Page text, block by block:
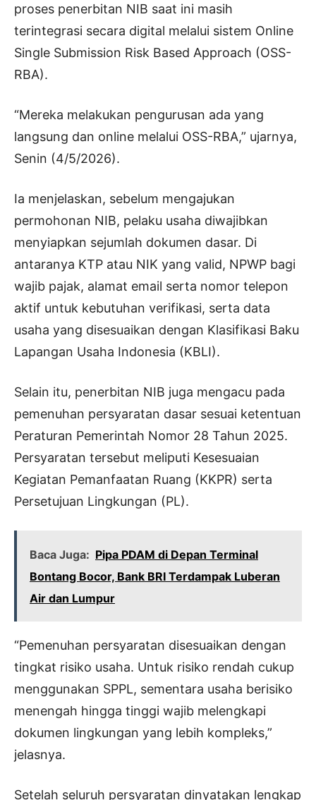
proses penerbitan NIB saat ini masih
terintegrasi secara digital melalui sistem Online
Single Submission Risk Based Approach (OSS-
RBA).
“Mereka melakukan pengurusan ada yang
langsung dan online melalui OSS-RBA,” ujarnya,
Senin (4/5/2026).
Ia menjelaskan, sebelum mengajukan
permohonan NIB, pelaku usaha diwajibkan
menyiapkan sejumlah dokumen dasar. Di
antaranya KTP atau NIK yang valid, NPWP bagi
wajib pajak, alamat email serta nomor telepon
aktif untuk kebutuhan verifikasi, serta data
usaha yang disesuaikan dengan Klasifikasi Baku
Lapangan Usaha Indonesia (KBLI).
Selain itu, penerbitan NIB juga mengacu pada
pemenuhan persyaratan dasar sesuai ketentuan
Peraturan Pemerintah Nomor 28 Tahun 2025.
Persyaratan tersebut meliputi Kesesuaian
Kegiatan Pemanfaatan Ruang (KKPR) serta
Persetujuan Lingkungan (PL).
Baca Juga: Pipa PDAM di Depan Terminal
Bontang Bocor, Bank BRI Terdampak Luberan
Air dan Lumpur
“Pemenuhan persyaratan disesuaikan dengan
tingkat risiko usaha. Untuk risiko rendah cukup
menggunakan SPPL, sementara usaha berisiko
menengah hingga tinggi wajib melengkapi
dokumen lingkungan yang lebih kompleks,”
jelasnya.
Setelah seluruh persyaratan dinyatakan lengkap